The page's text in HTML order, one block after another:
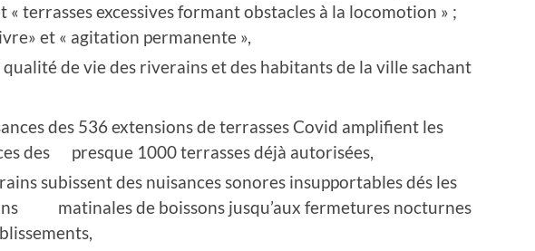
« terrasses excessives formant obstacles à la locomotion » ;
et « agitation permanente »,
de vie des riverains et des habitants de la ville sachant
des 536 extensions de terrasses Covid amplifient les
des presque 1000 terrasses déjà autorisées,
subissent des nuisances sonores insupportables dés les
matinales de boissons jusqu’aux fermetures nocturnes